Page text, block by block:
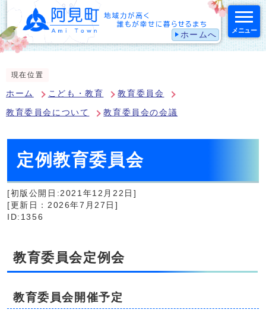
ホームへ メニュー
現在位置
ホーム こども・教育 教育委員会
教育委員会について 教育委員会の会議
定例教育委員会
[初版公開日:2021年12月22日]
[更新日：2026年7月27日]
ID:1356
教育委員会定例会
教育委員会開催予定